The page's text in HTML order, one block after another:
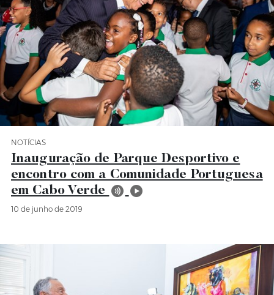
Categoria Notícias
NOTÍCIAS
Inauguração de Parque Desportivo e
encontro com a Comunidade Portuguesa
em Cabo Verde
10 de junho de 2019